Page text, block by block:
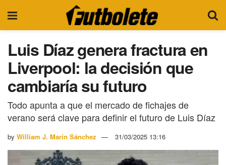
Luis Díaz genera fractura en
Liverpool: la decisión que
cambiaría su futuro
Todo apunta a que el mercado de fichajes de
verano será clave para definir el futuro de Luis Díaz
by William J. Marín Sánchez 31/03/2025 13:16